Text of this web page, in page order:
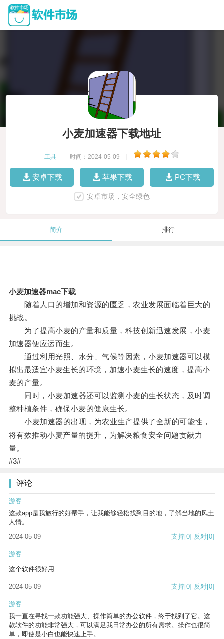
小麦加速器下载地址
工具 时间：2024-05-09
安卓下载 苹果下载 PC下载
安卓市场，安全绿色
简介 排行
小麦加速器mac下载
随着人口的增加和资源的匮乏，农业发展面临着巨大的
挑战。
为了提高小麦的产量和质量，科技创新迅速发展，小麦
加速器便应运而生。
通过利用光照、水分、气候等因素，小麦加速器可以模
拟出最适宜小麦生长的环境，加速小麦生长的速度，提高小
麦的产量。
同时，小麦加速器还可以监测小麦的生长状态，及时调
整种植条件，确保小麦的健康生长。
小麦加速器的出现，为农业生产提供了全新的可能性，
将有效推动小麦产量的提升，为解决粮食安全问题贡献力
量。
#3#
评论
游客
这款app是我旅行的好帮手，让我能够轻松找到目的地，了解当地的风土
人情。
2024-05-09
支持[0] 反对[0]
游客
这个软件很好用
2024-05-09 支持[0] 反对[0]
游客
我一直在寻找一款功能强大、操作简单的办公软件，终于找到了它。这
款软件的功能非常强大，可以满足我日常办公的所有需求。操作也很简
单，即使是小白也能快速上手。